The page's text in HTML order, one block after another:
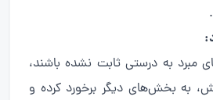
مبرد به درستی ثابت نشده باشند،
به بخش‌های دیگر برخورد کرده و